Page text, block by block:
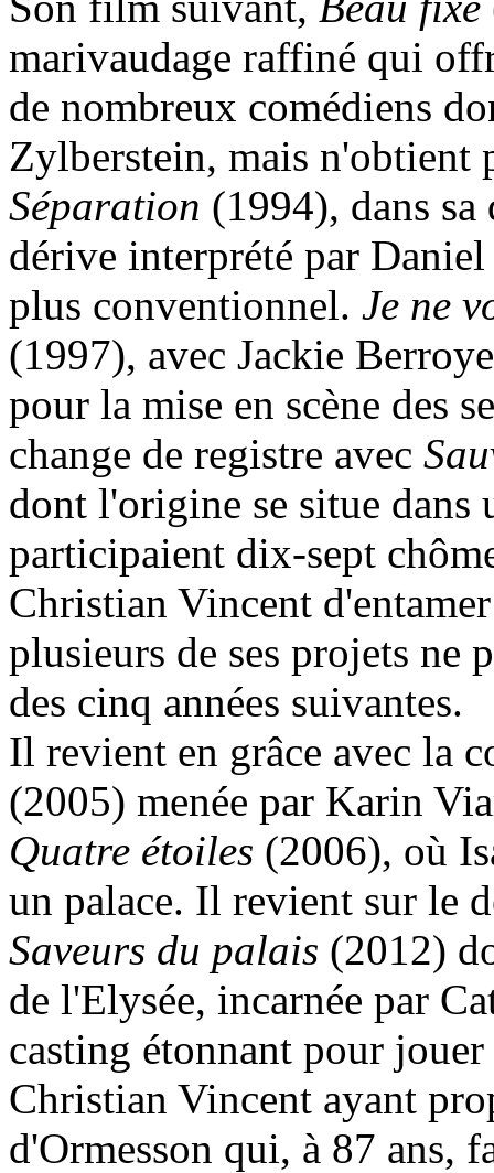
marivaudage raffiné qui
de nombreux comédiens
Zylberstein, mais n'obtient
Séparation (1994), dans
dérive interprété par
plus conventionnel. Je ne
(1997), avec Jackie
pour la mise en scène des
change de registre avec
dont l'origine se situe dans
participaient dix-sept
Christian Vincent
plusieurs de ses projets ne
des cinq années suivantes.
Il revient en grâce avec la
(2005) menée par Karin
Quatre étoiles (2006), où
un palace. Il revient sur le
Saveurs du palais (2012)
de l'Elysée, incarnée par
casting étonnant pour
Christian Vincent ayant
d'Ormesson qui, à 87 ans,